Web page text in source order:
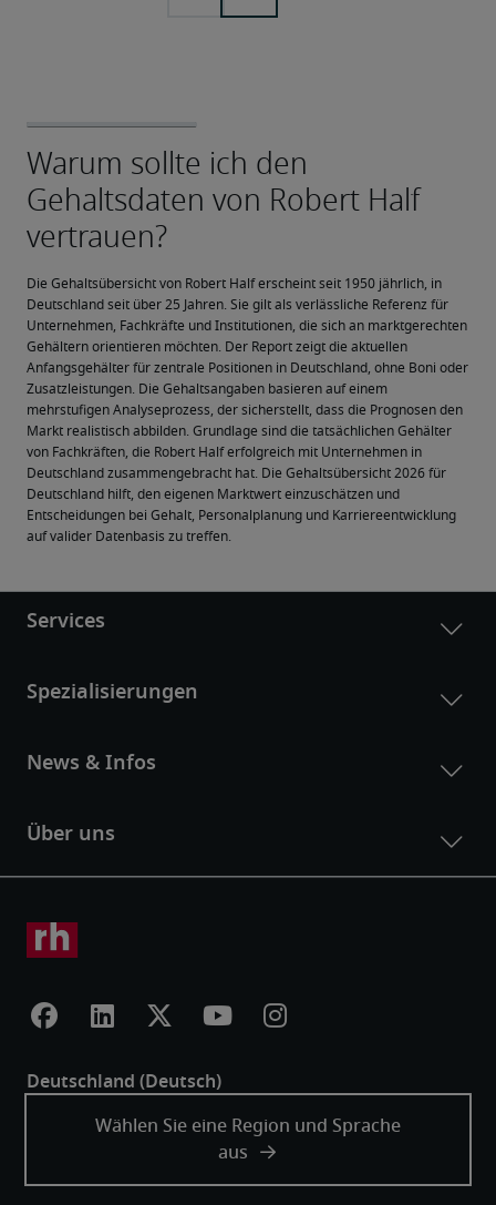
Die Gehaltsübersicht von Robert Half erscheint seit 1950 jährlich, in
Deutschland seit über 25 Jahren. Sie gilt als verlässliche Referenz für
Unternehmen, Fachkräfte und Institutionen, die sich an marktgerechten
Gehältern orientieren möchten. Der Report zeigt die aktuellen
Anfangsgehälter für zentrale Positionen in Deutschland, ohne Boni oder
Zusatzleistungen. Die Gehaltsangaben basieren auf einem
mehrstufigen Analyseprozess, der sicherstellt, dass die Prognosen den
Markt realistisch abbilden. Grundlage sind die tatsächlichen Gehälter
von Fachkräften, die Robert Half erfolgreich mit Unternehmen in
Deutschland zusammengebracht hat. Die Gehaltsübersicht 2026 für
Deutschland hilft, den eigenen Marktwert einzuschätzen und
Entscheidungen bei Gehalt, Personalplanung und Karriereentwicklung
auf valider Datenbasis zu treffen.